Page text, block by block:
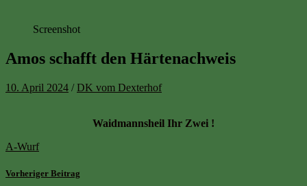
Screenshot
Amos schafft den Härtenachweis
10. April 2024 /DK vom Dexterhof
Waidmannsheil Ihr Zwei !
A-Wurf
Vorheriger Beitrag